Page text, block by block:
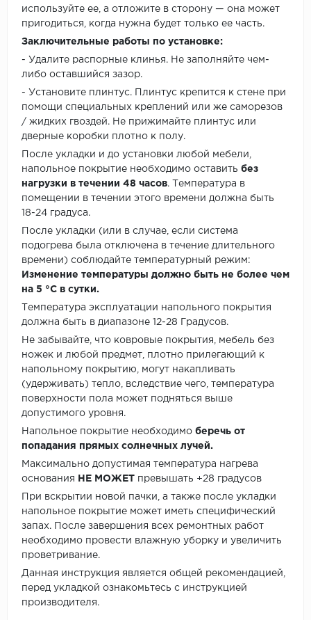
используйте ее, а отложите в сторону — она может
пригодиться, когда нужна будет только ее часть.
Заключительные работы по установке:
- Удалите распорные клинья. Не заполняйте чем-
либо оставшийся зазор.
- Установите плинтус. Плинтус крепится к стене при
помощи специальных креплений или же саморезов
/ жидких гвоздей. Не прижимайте плинтус или
дверные коробки плотно к полу.
После укладки и до установки любой мебели,
напольное покрытие необходимо оставить без
нагрузки в течении 48 часов. Температура в
помещении в течении этого времени должна быть
18-24 градуса.
После укладки (или в случае, если система
подогрева была отключена в течение длительного
времени) соблюдайте температурный режим:
Изменение температуры должно быть не более чем
на 5 °C в сутки.
Температура эксплуатации напольного покрытия
должна быть в диапазоне 12-28 Градусов.
Не забывайте, что ковровые покрытия, мебель без
ножек и любой предмет, плотно прилегающий к
напольному покрытию, могут накапливать
(удерживать) тепло, вследствие чего, температура
поверхности пола может подняться выше
допустимого уровня.
Напольное покрытие необходимо беречь от
попадания прямых солнечных лучей.
Максимально допустимая температура нагрева
основания
НЕ МОЖЕТ превышать +28 градусов
При вскрытии новой пачки, а также после укладки
напольное покрытие может иметь специфический
запах. После завершения всех ремонтных работ
необходимо провести влажную уборку и увеличить
проветривание.
Данная инструкция является общей рекомендацией,
перед укладкой ознакомьтесь с инструкцией
производителя.